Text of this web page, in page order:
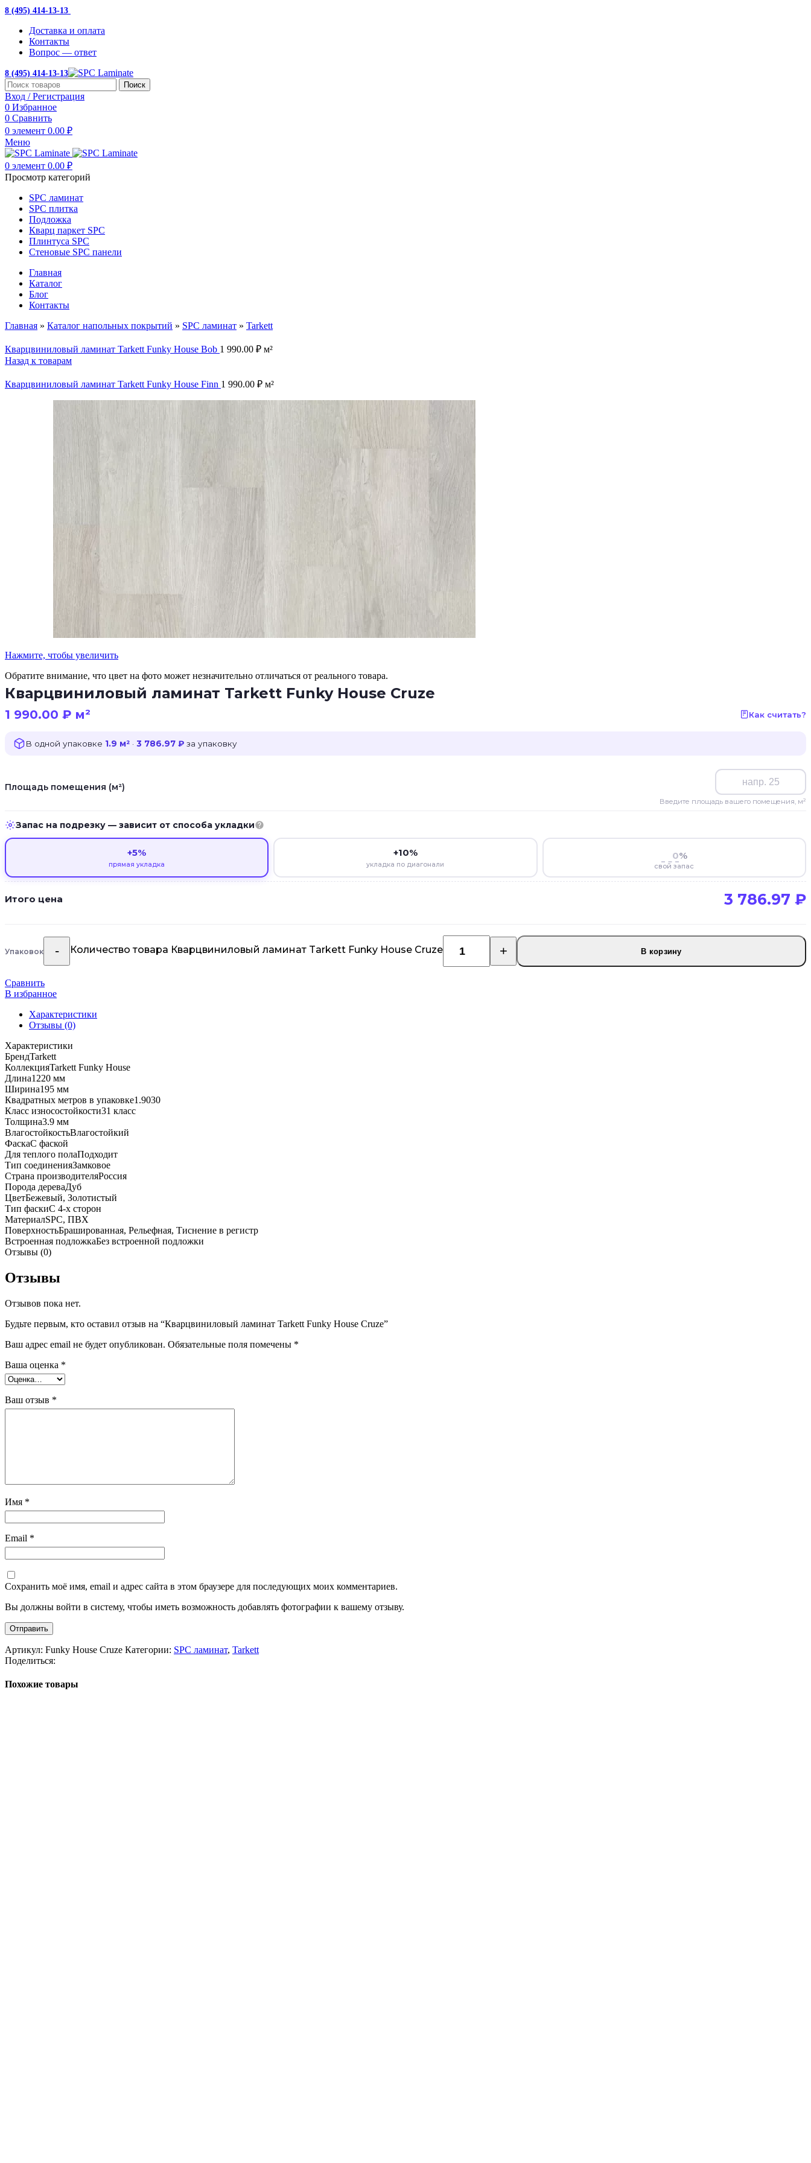
8 (495) 414-13-13
Доставка и оплата
Контакты
Вопрос — ответ
8 (495) 414-13-13
Поиск
Вход / Регистрация
0 Избранное
0 Сравнить
0 элемент 0.00 ₽
Меню
0 элемент 0.00 ₽
Просмотр категорий
SPC ламинат
SPC плитка
Подложка
Кварц паркет SPC
Плинтуса SPC
Стеновые SPC панели
Главная
Каталог
Блог
Контакты
Главная » Каталог напольных покрытий » SPC ламинат » Tarkett
Кварцвиниловый ламинат Tarkett Funky House Bob 1 990.00 ₽ м²
Назад к товарам
Кварцвиниловый ламинат Tarkett Funky House Finn 1 990.00 ₽ м²
Нажмите, чтобы увеличить
Обратите внимание, что цвет на фото может незначительно отличаться от реального товара.
Кварцвиниловый ламинат Tarkett Funky House Cruze
1 990.00 ₽ м² Как считать?
В одной упаковке 1.9 м² · 3 786.97 ₽ за упаковку
Площадь помещения (м²)
Введите площадь вашего помещения, м²
Запас на подрезку — зависит от способа укладки
+5%
прямая укладка
+10%
укладка по диагонали
%
свой запас
Итого цена 3 786.97 ₽
Упаковок Количество товара Кварцвиниловый ламинат Tarkett Funky House Cruze В корзину
Сравнить
В избранное
Характеристики
Отзывы (0)
Характеристики
БрендTarkett
КоллекцияTarkett Funky House
Длина1220 мм
Ширина195 мм
Квадратных метров в упаковке1.9030
Класс износостойкости31 класс
Толщина3.9 мм
ВлагостойкостьВлагостойкий
ФаскаС фаской
Для теплого полаПодходит
Тип соединенияЗамковое
Страна производителяРоссия
Порода дереваДуб
ЦветБежевый, Золотистый
Тип фаскиС 4-х сторон
МатериалSPC, ПВХ
ПоверхностьБрашированная, Рельефная, Тиснение в регистр
Встроенная подложкаБез встроенной подложки
Отзывы (0)
Отзывы
Отзывов пока нет.
Будьте первым, кто оставил отзыв на “Кварцвиниловый ламинат Tarkett Funky House Cruze”
Ваш адрес email не будет опубликован. Обязательные поля помечены *
Ваша оценка *
Ваш отзыв *
Имя *
Email *
Сохранить моё имя, email и адрес сайта в этом браузере для последующих моих комментариев.
Вы должны войти в систему, чтобы иметь возможность добавлять фотографии к вашему отзыву.
Артикул: Funky House Cruze Категории: SPC ламинат, Tarkett
Поделиться:
Похожие товары